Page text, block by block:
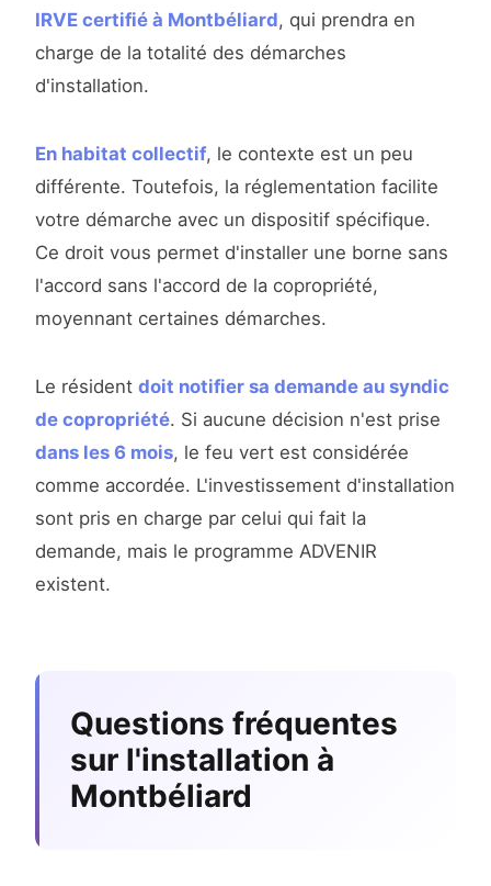
IRVE certifié à Montbéliard, qui prendra en
charge de la totalité des démarches
d'installation.
En habitat collectif, le contexte est un peu
différente. Toutefois, la réglementation facilite
votre démarche avec un dispositif spécifique.
Ce droit vous permet d'installer une borne sans
l'accord sans l'accord de la copropriété,
moyennant certaines démarches.
Le résident doit notifier sa demande au syndic
de copropriété. Si aucune décision n'est prise
dans les 6 mois, le feu vert est considérée
comme accordée. L'investissement d'installation
sont pris en charge par celui qui fait la
demande, mais le programme ADVENIR
existent.
Questions fréquentes
sur l'installation à
Montbéliard